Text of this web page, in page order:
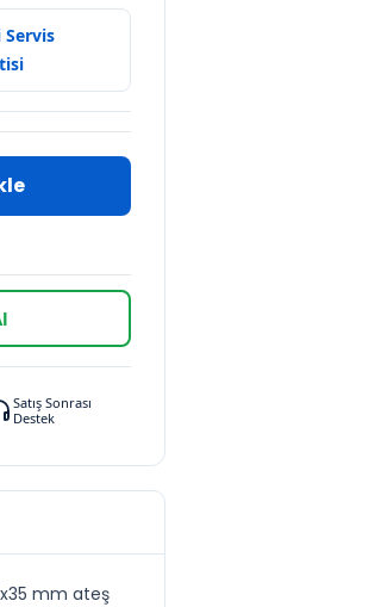
Satış Sonrası
Destek
mm ateş